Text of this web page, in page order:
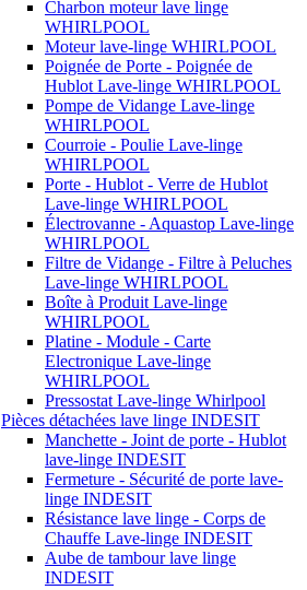
Charbon moteur lave linge
WHIRLPOOL
Moteur lave-linge WHIRLPOOL
Poignée de Porte - Poignée de
Hublot Lave-linge WHIRLPOOL
Pompe de Vidange Lave-linge
WHIRLPOOL
Courroie - Poulie Lave-linge
WHIRLPOOL
Porte - Hublot - Verre de Hublot
Lave-linge WHIRLPOOL
Électrovanne - Aquastop Lave-linge
WHIRLPOOL
Filtre de Vidange - Filtre à Peluches
Lave-linge WHIRLPOOL
Boîte à Produit Lave-linge
WHIRLPOOL
Platine - Module - Carte
Electronique Lave-linge
WHIRLPOOL
Pressostat Lave-linge Whirlpool
Pièces détachées lave linge INDESIT
Manchette - Joint de porte - Hublot
lave-linge INDESIT
Fermeture - Sécurité de porte lave-
linge INDESIT
Résistance lave linge - Corps de
Chauffe Lave-linge INDESIT
Aube de tambour lave linge
INDESIT